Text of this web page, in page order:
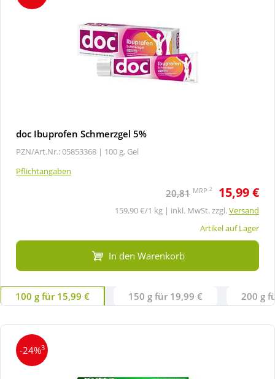
doc Ibuprofen Schmerzgel 5%
PZN/Art.Nr.: 05853368 | 100 g, Gel
Pflichtangaben
20,81 MRP 2 15,99 €
159,90 €/1 kg | inkl. MwSt. zzgl.Versand
Artikel auf Lager
In den Warenkorb
100 g für 15,99 € 150 g für 19,99 € 200 g
-24%3